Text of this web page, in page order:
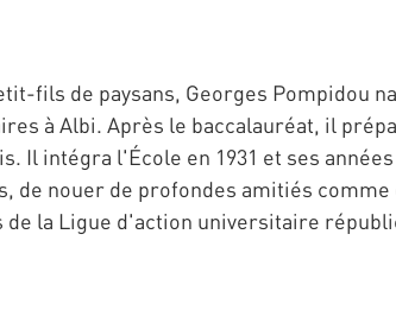
fils de paysans, Georges Pompidou
à Albi. Après le baccalauréat, il
Il intégra l'École en 1931 et ses
de nouer de profondes amitiés
de la Ligue d'action universitaire